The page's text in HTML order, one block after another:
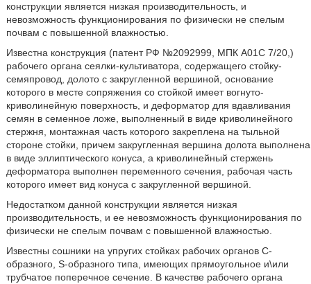
конструкции является низкая производительность, и
невозможность функционирования по физически не спелым
почвам с повышенной влажностью.
Известна конструкция (патент РФ №2092999, МПК А01С 7/20,)
рабочего органа сеялки-культиватора, содержащего стойку-
семяпровод, долото с закругленной вершиной, основание
которого в месте сопряжения со стойкой имеет вогнуто-
криволинейную поверхность, и деформатор для вдавливания
семян в семенное ложе, выполненный в виде криволинейного
стержня, монтажная часть которого закреплена на тыльной
стороне стойки, причем закругленная вершина долота выполнена
в виде эллиптического конуса, а криволинейный стержень
деформатора выполнен переменного сечения, рабочая часть
которого имеет вид конуса с закругленной вершиной.
Недостатком данной конструкции является низкая
производительность, и ее невозможность функционирования по
физически не спелым почвам с повышенной влажностью.
Известны сошники на упругих стойках рабочих органов С-
образного, S-образного типа, имеющих прямоугольное и\или
трубчатое поперечное сечение. В качестве рабочего органа